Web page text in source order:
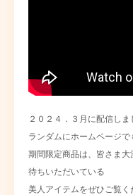
２０２４．３月に配信し
ランダムにホームページで
期間限定商品は、皆さま
待ちいただいている
美人アイテムをぜひご覧